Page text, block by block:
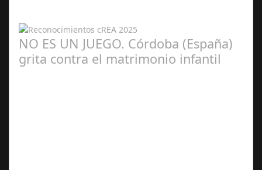
NO ES UN JUEGO. Córdoba (España)
grita contra el matrimonio infantil